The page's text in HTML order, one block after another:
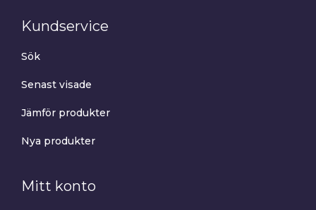
Kundservice
Sök
Senast visade
Jämför produkter
Nya produkter
Mitt konto